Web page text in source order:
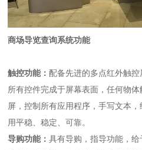
商场导览查询系统功能
触控功能：配备先进的多点红外触控
所有控件完成于屏幕表面，任何物
屏，控制所有应用程序，手写文本
用平稳、稳定、可靠。
导购功能：具有导购，指导功能，